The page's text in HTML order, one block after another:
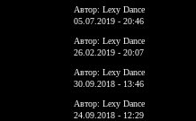
Автор: Lexy Dance
05.07.2019 - 20:46
Автор: Lexy Dance
26.02.2019 - 20:07
Автор: Lexy Dance
30.09.2018 - 13:46
Автор: Lexy Dance
24.09.2018 - 12:29